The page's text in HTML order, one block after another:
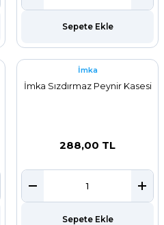
Sepete Ekle
İmka
İmka Sızdırmaz Peynir Kasesi
288,00 TL
Sepete Ekle